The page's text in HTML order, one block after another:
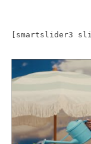
[smartslider3